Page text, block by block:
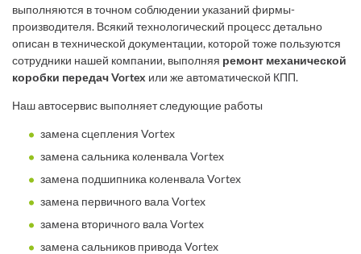
выполняются в точном соблюдении указаний фирмы-
производителя. Всякий технологический процесс детально
описан в технической документации, которой тоже пользуются
сотрудники нашей компании, выполняя ремонт механической
коробки передач Vortex или же автоматической КПП.
Наш автосервис выполняет следующие работы
замена сцепления Vortex
замена сальника коленвала Vortex
замена подшипника коленвала Vortex
замена первичного вала Vortex
замена вторичного вала Vortex
замена сальников привода Vortex